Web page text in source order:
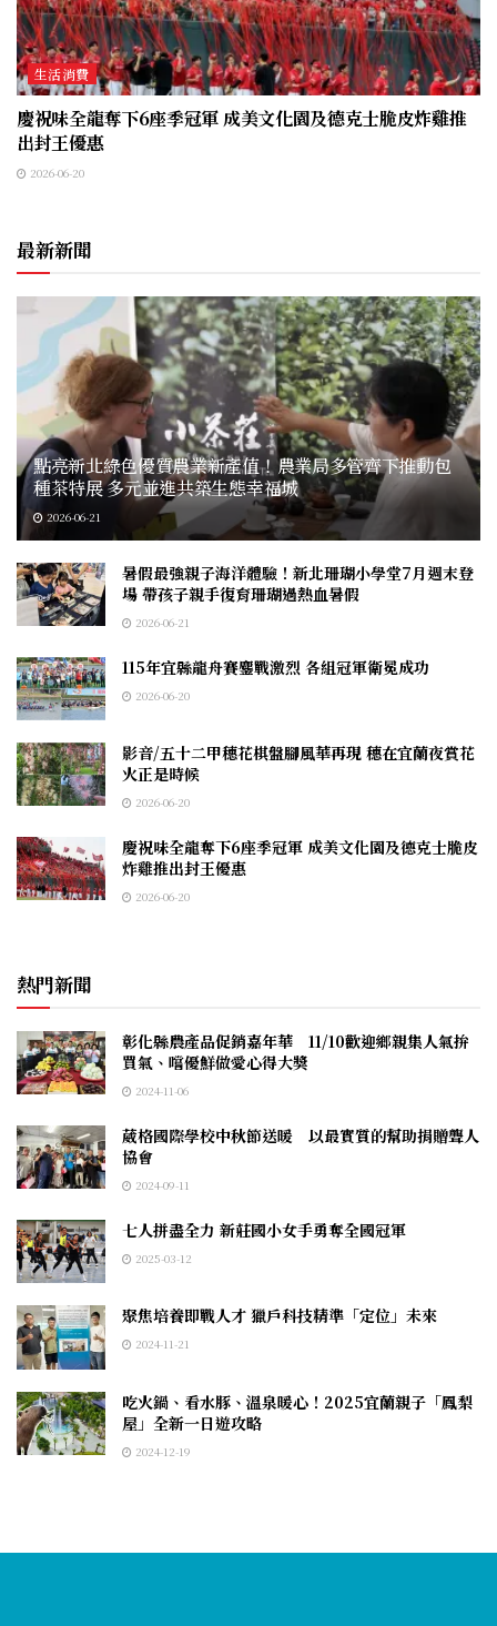
生活消費
慶祝味全龍奪下6座季冠軍 成美文化園及德克士脆皮炸雞推
出封王優惠
2026-06-20
最新新聞
點亮新北綠色優質農業新產值！農業局多管齊下推動包
種茶特展 多元並進共築生態幸福城
2026-06-21
暑假最強親子海洋體驗！新北珊瑚小學堂7月週末登
場 帶孩子親手復育珊瑚過熱血暑假
2026-06-21
115年宜縣龍舟賽鏖戰激烈 各組冠軍衛冕成功
2026-06-20
影音/五十二甲穗花棋盤腳風華再現 穗在宜蘭夜賞花
火正是時候
2026-06-20
慶祝味全龍奪下6座季冠軍 成美文化園及德克士脆皮
炸雞推出封王優惠
2026-06-20
熱門新聞
彰化縣農產品促銷嘉年華 11/10歡迎鄉親集人氣拚
買氣、嚐優鮮做愛心得大獎
2024-11-06
葳格國際學校中秋節送暖 以最實質的幫助捐贈聾人
協會
2024-09-11
七人拼盡全力 新莊國小女手勇奪全國冠軍
2025-03-12
聚焦培養即戰人才 獵戶科技精準「定位」未來
2024-11-21
吃火鍋、看水豚、溫泉暖心！2025宜蘭親子「鳳梨
屋」全新一日遊攻略
2024-12-19